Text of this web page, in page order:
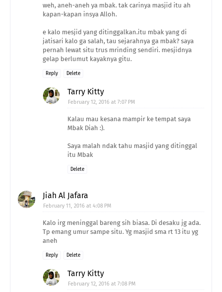
weh, aneh-aneh ya mbak. tak carinya masjid itu ah
kapan-kapan insya Alloh.
e kalo mesjid yang ditinggalkan.itu mbak yang di
jatisari kalo ga salah, tau sejarahnya ga mbak? saya
pernah lewat situ trus mrinding sendiri. mesjidnya
gelap berlumut kayaknya gitu.
Reply Delete
Tarry Kitty
February 12, 2016 at 7:07 PM
Kalau mau kesana mampir ke tempat saya
Mbak Diah :).
Saya malah ndak tahu masjid yang ditinggal
itu Mbak
Delete
Jiah Al Jafara
February 11, 2016 at 4:08 PM
Kalo irg meninggal bareng sih biasa. Di desaku jg ada.
Tp emang umur sampe situ. Yg masjid sma rt 13 itu yg
aneh
Reply Delete
Tarry Kitty
February 12, 2016 at 7:08 PM